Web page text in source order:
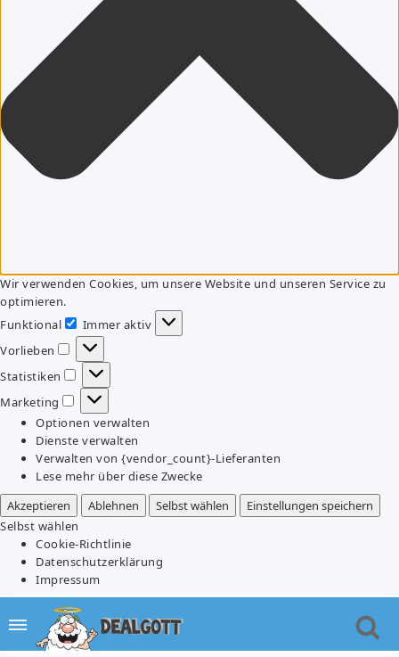
Wir verwenden Cookies, um unsere Website und unseren Service zu
optimieren.
Funktional
Funktional
Immer aktiv
Vorlieben
Vorlieben
Statistiken
Statistiken
Marketing
Marketing
Optionen verwalten
Dienste verwalten
Verwalten von {vendor_count}-Lieferanten
Lese mehr über diese Zwecke
Akzeptieren
Ablehnen Selbst wählen
Einstellungen speichern
Selbst wählen
Cookie-Richtlinie
Datenschutzerklärung
Impressum